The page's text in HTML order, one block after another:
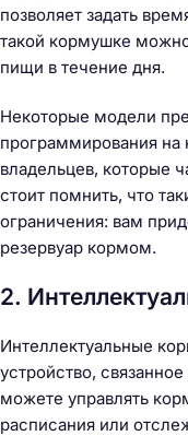
позволяет задать
такой кормушке
пищи в течение дня.
Некоторые модели
программирования на
владельцев, которые
стоит помнить, что
ограничения: вам
резервуар кормом.
2.
Интеллектуальные
устройство,
можете управлять
расписания или